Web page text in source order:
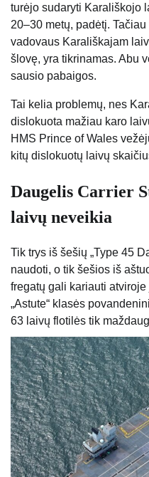
turėjo sudaryti Karališkojo
20–30 metų, padėtį.
vadovaus Karališkajam
šlovę, yra tikrinamas. Abu
sausio pabaigos.
Tai kelia problemų, nes
dislokuota mažiau karo
HMS Prince of Wales
kitų dislokuotų laivų
Daugelis Carrier
laivų neveikia
Tik trys iš šešių „Type 45
naudoti, o tik šešios iš
fregatų gali kariauti
„Astute“ klasės
63 laivų flotilės tik